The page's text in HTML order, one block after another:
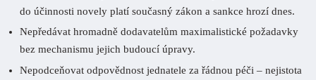
do účinnosti novely platí současný zákon a sankce hrozí dnes.
Nepředávat hromadně dodavatelům maximalistické požadavky
bez mechanismu jejich budoucí úpravy.
Nepodceňovat odpovědnost jednatele za řádnou péči – nejistota